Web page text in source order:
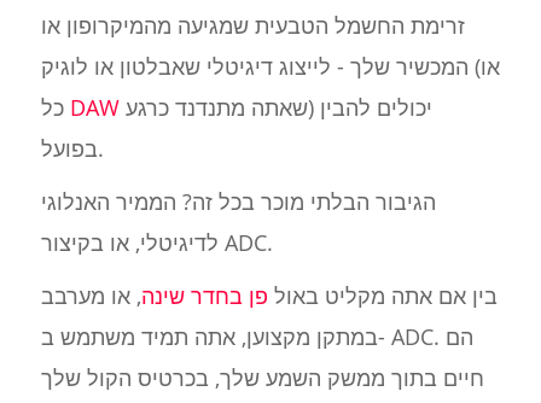
זרימת החשמל הטבעית שמגיעה מהמיקרופון או
המכשיר שלך - לייצוג דיגיטלי שאבלטון או לוגיק (או
כל DAWשאתה מתנדנד כרגע) יכולים להבין
בפועל.
הגיבור הבלתי מוכר בכל זה? הממיר האנלוגי
לדיגיטלי, או בקיצור ADC.
בין אם אתה מקליט באול פן בחדר שינה, או מערבב
במתקן מקצוען, אתה תמיד משתמש ב- ADC. הם
חיים בתוך ממשק השמע שלך, בכרטיס הקול שלך